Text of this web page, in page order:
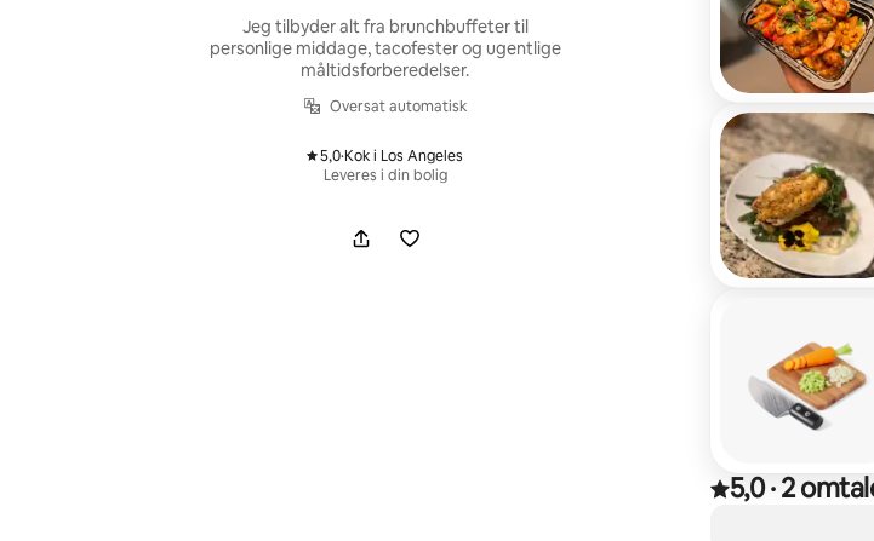
Jeg tilbyder alt fra brunchbuffeter til
personlige middage, tacofester og ugentlige
måltidsforberedelser.
Oversat automatisk
5,0
, ·Kok i Los Angeles
Leveres i din bolig
5,0 ud af 5 stjerner
5,0
, ·2